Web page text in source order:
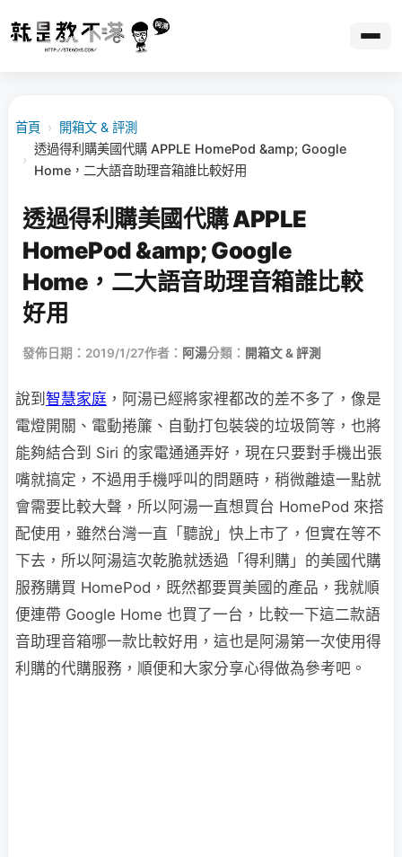
首頁 › 開箱文 & 評測
›
透過得利購美國代購 APPLE HomePod &amp; Google
Home，二大語音助理音箱誰比較好用
透過得利購美國代購 APPLE
HomePod &amp; Google
Home，二大語音助理音箱誰比較
好用
發佈日期：2019/1/27作者： 阿湯分類： 開箱文 & 評測
說到 智慧家庭 ，阿湯已經將家裡都改的差不多了，像是
電燈開關、電動捲簾、自動打包裝袋的垃圾筒等，也將
能夠結合到 Siri 的家電通通弄好，現在只要對手機出張
嘴就搞定，不過用手機呼叫的問題時，稍微離遠一點就
會需要比較大聲，所以阿湯一直想買台 HomePod 來搭
配使用，雖然台灣一直「聽說」快上市了，但實在等不
下去，所以阿湯這次乾脆就透過「得利購」的美國代購
服務購買 HomePod，既然都要買美國的產品，我就順
便連帶 Google Home 也買了一台，比較一下這二款語
音助理音箱哪一款比較好用，這也是阿湯第一次使用得
利購的代購服務，順便和大家分享心得做為參考吧。